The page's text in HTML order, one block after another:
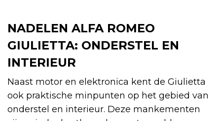
NADELEN ALFA ROMEO
GIULIETTA: ONDERSTEL EN
INTERIEUR
Naast motor en elektronica kent de Giulietta
ook praktische minpunten op het gebied van
onderstel en interieur. Deze mankementen